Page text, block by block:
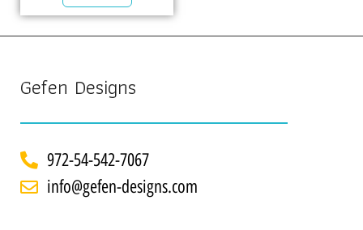
Gefen Designs
972-54-542-7067
info@gefen-designs.com